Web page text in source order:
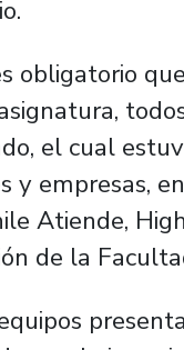
obligatorio
el cual
y empresas,
Atiende,
de la